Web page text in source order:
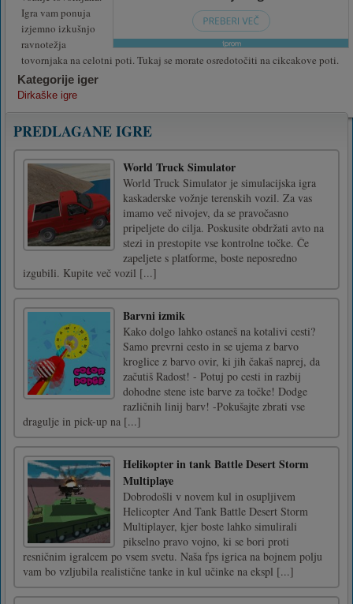
Igra vam ponuja
izjemno izkušnjo
ravnotežja
tovornjaka na celotni poti. Tukaj se morate osredotočiti na cikcakove poti.
Kategorije iger
Dirkaške igre
PREDLAGANE IGRE
World Truck Simulator
World Truck Simulator je simulacijska igra
kaskaderske vožnje terenskih vozil. Za vas
imamo več nivojev, da se pravočasno
pripeljete do cilja. Poskusite obdržati avto na
stezi in prestopite vse kontrolne točke. Če
zapeljete s platforme, boste neposredno
izgubili. Kupite več vozil [...]
Barvni izmik
Kako dolgo lahko ostaneš na kotalivi cesti?
Samo prevrni cesto in se ujema z barvo
kroglice z barvo ovir, ki jih čakaš naprej, da
začutiš Radost! - Potuj po cesti in razbij
dohodne stene iste barve za točke! Dodge
različnih linij barv! -Pokušajte zbrati vse
dragulje in pick-up na [...]
Helikopter in tank Battle Desert Storm
Multiplaye
Dobrodošli v novem kul in osupljivem
Helicopter And Tank Battle Desert Storm
Multiplayer, kjer boste lahko simulirali
pikselno pravo vojno, ki se bori proti
resničnim igralcem po vsem svetu. Naša fps igrica na bojnem polju
vam bo vzljubila realistične tanke in kul učinke na ekspl [...]